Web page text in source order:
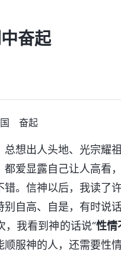
奋起
奋起
想出人头地、光宗耀
爱显露自己让人高看
。信神以后，我读了
自高、自是，有时说
，我看到神的话说“性情
服神的人，还需要性